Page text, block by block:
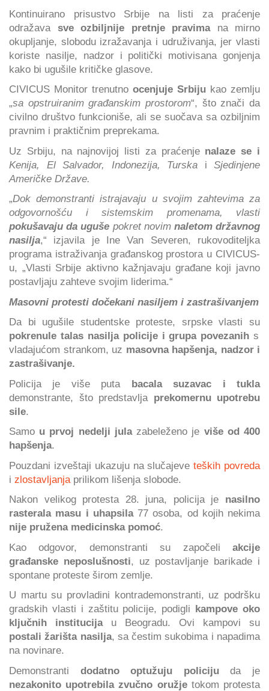
Kontinuirano prisustvo Srbije na listi za praćenje
odražava sve ozbiljnije pretnje pravimana mirno
okupljanje, slobodu izražavanja i udruživanja, jer vlasti
koriste nasilje, nadzor i politički motivisana gonjenja
kako bi ugušile kritičke glasove.
CIVICUS Monitor trenutno ocenjuje Srbiju kao zemlju
„sa opstruiranim građanskim prostorom“, što znači da
civilno društvo funkcioniše, ali se suočava sa ozbiljnim
pravnim i praktičnim preprekama.
Uz Srbiju, na najnovijoj listi za praćenje nalaze se i
Kenija, El Salvador, Indonezija, Turska i Sjedinjene
Američke Države.
„Dok demonstranti istrajavaju u svojim zahtevima za
odgovornošću i sistemskim promenama, vlasti
pokušavaju da uguše pokret novimnaletom državnog
nasilja,“ izjavila je Ine Van Severen, rukovoditeljka
programa istraživanja građanskog prostora u CIVICUS-
u, „Vlasti Srbije aktivno kažnjavaju građane koji javno
postavljaju zahteve svojim liderima.“
Masovni protesti dočekani nasiljem i zastrašivanjem
Da bi ugušile studentske proteste, srpske vlasti su
pokrenule talas nasilja policije i grupa povezanih s
vladajućom strankom, uz masovna hapšenja, nadzor i
zastrašivanje.
Policija je više puta bacala suzavac i tukla
demonstrante, što predstavlja prekomernu upotrebu
sile.
Samo u prvoj nedelji julazabeleženo je više od 400
hapšenja.
Pouzdani izveštaji ukazuju na slučajeveteških povreda
i zlostavljanja prilikom lišenja slobode.
Nakon velikog protesta 28. juna, policija je nasilno
rasterala masu i uhapsila77 osoba, od kojih nekima
nije pružena medicinska pomoć.
Kao odgovor, demonstranti su započeli akcije
građanske neposlušnosti, uz postavljanje barikade i
spontane proteste širom zemlje.
U martu su provladini kontrademonstranti, uz podršku
gradskih vlasti i zaštitu policije, podigli
kampove oko
ključnih institucijau Beogradu. Ovi kampovi su
postali žarišta nasilja, sa čestim sukobima i napadima
na novinare.
Demonstranti dodatno optužuju policijuda je
nezakonito upotrebila zvučno oružjetokom protesta